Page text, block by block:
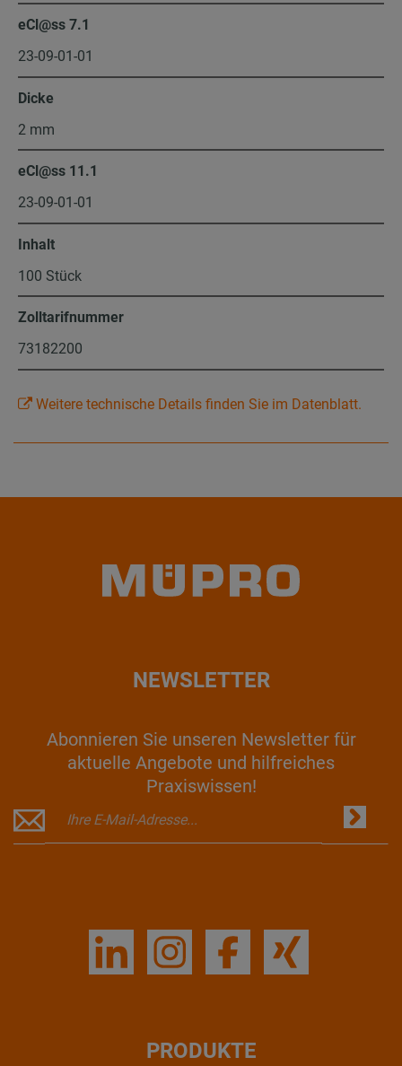
eCl@ss 7.1
23-09-01-01
Dicke
2 mm
eCl@ss 11.1
23-09-01-01
Inhalt
100 Stück
Zolltarifnummer
73182200
Weitere technische Details finden Sie im Datenblatt.
NEWSLETTER
Abonnieren Sie unseren Newsletter für
aktuelle Angebote und hilfreiches
Praxiswissen!
PRODUKTE